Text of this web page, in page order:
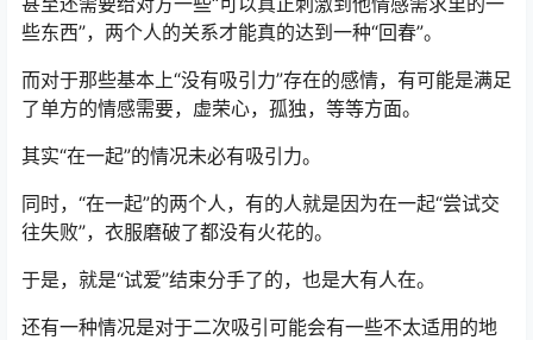
些东西”，两个人的关系才能真的达到一种“回春”。
而对于那些基本上“没有吸引力”存在的感情，有可能是满足
了单方的情感需要，虚荣心，孤独，等等方面。
其实“在一起”的情况未必有吸引力。
同时，“在一起”的两个人，有的人就是因为在一起“尝试交
往失败”，衣服磨破了都没有火花的。
于是，就是“试爱”结束分手了的，也是大有人在。
还有一种情况是对于二次吸引可能会有一些不太适用的地